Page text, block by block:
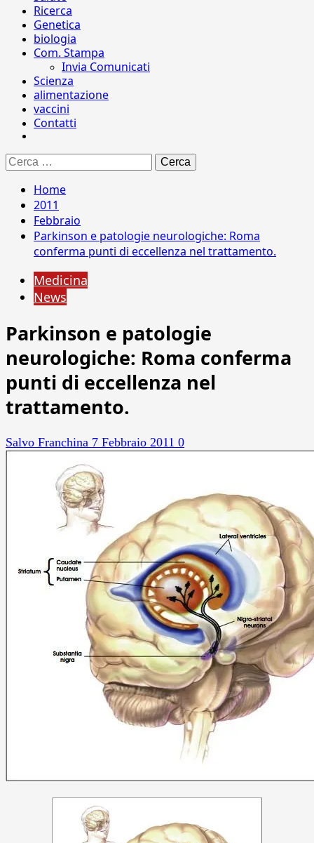
Ricerca
Genetica
biologia
Com. Stampa
Invia Comunicati
Scienza
alimentazione
vaccini
Contatti
Ricerca
per:
Home
2011
Febbraio
Parkinson e patologie neurologiche: Roma
conferma punti di eccellenza nel trattamento.
Medicina
News
Parkinson e patologie
neurologiche: Roma conferma
punti di eccellenza nel
trattamento.
Salvo Franchina 7 Febbraio 2011 0